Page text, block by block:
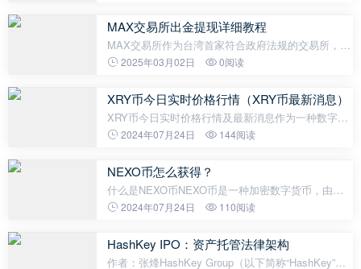
美元，波幅为8.17%，换手率为0.02%，成
MAX交易所出金提现详细教程
MAX交易所作为台湾首家符合政府法规的交易所，并
且是「MaiCoin数位资产交易集团」的一部分，其在
还是台湾首家执行银行资产信托
2025年03月02日 0阅读
XRY币今日实时价格行情（XRY币最新消息）
XRY币今日实时价格行情及最新消息作为一种数字货
币，XRY币已经成为了近年来备受瞩目的加密货币之
的交易体验。今天我们来了解XR
2024年07月24日 144阅读
NEXO币怎么获得？
什么是NEXO币NEXO币是一种加密数字货币，由
Nexo平台发行。作为Nexo平台生态系统的核心代
台奖励和参与管理决策。购买NEXO币 购买NEX
2024年07月24日 110阅读
HashKey IPO：资产托管法律架构
作者：张烽HashKey Group（以下简称“HashKey”）